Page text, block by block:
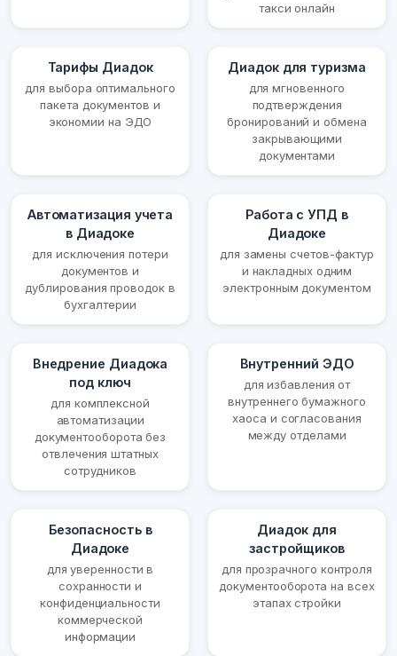
такси онлайн
Тарифы Диадок
для выбора оптимального
пакета документов и
экономии на ЭДО
Диадок для туризма
для мгновенного
подтверждения
бронирований и обмена
закрывающими
документами
Автоматизация учета
в Диадоке
для исключения потери
документов и
дублирования проводок в
бухгалтерии
Работа с УПД в
Диадоке
для замены счетов-фактур
и накладных одним
электронным документом
Внедрение Диадока
под ключ
для комплексной
автоматизации
документооборота без
отвлечения штатных
сотрудников
Внутренний ЭДО
для избавления от
внутреннего бумажного
хаоса и согласования
между отделами
Безопасность в
Диадоке
для уверенности в
сохранности и
конфиденциальности
коммерческой
информации
Диадок для
застройщиков
для прозрачного контроля
документооборота на всех
этапах стройки